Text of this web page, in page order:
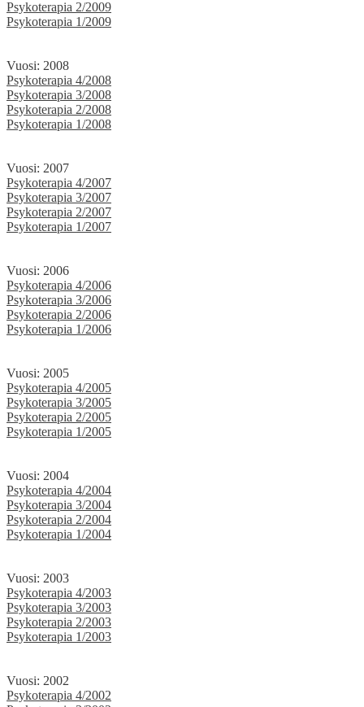
Psykoterapia 2/2009
Psykoterapia 1/2009
Vuosi: 2008
Psykoterapia 4/2008
Psykoterapia 3/2008
Psykoterapia 2/2008
Psykoterapia 1/2008
Vuosi: 2007
Psykoterapia 4/2007
Psykoterapia 3/2007
Psykoterapia 2/2007
Psykoterapia 1/2007
Vuosi: 2006
Psykoterapia 4/2006
Psykoterapia 3/2006
Psykoterapia 2/2006
Psykoterapia 1/2006
Vuosi: 2005
Psykoterapia 4/2005
Psykoterapia 3/2005
Psykoterapia 2/2005
Psykoterapia 1/2005
Vuosi: 2004
Psykoterapia 4/2004
Psykoterapia 3/2004
Psykoterapia 2/2004
Psykoterapia 1/2004
Vuosi: 2003
Psykoterapia 4/2003
Psykoterapia 3/2003
Psykoterapia 2/2003
Psykoterapia 1/2003
Vuosi: 2002
Psykoterapia 4/2002